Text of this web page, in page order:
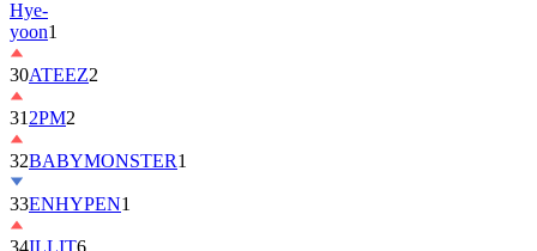
30ATEEZ
312PM2
32 BABYMONSTER
33ENHYPEN1
34ILLIT6
35BTOB